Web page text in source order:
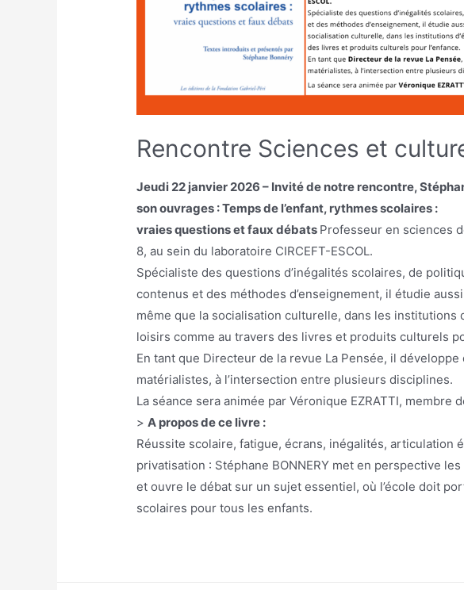
Rencontre Sciences et
Jeudi 22 janvier 2026 – Invité de notre rencontre,
son ouvrages : Temps de l’enfant, rythmes scolaires :
vraies questions et faux débats Professeur en sciences
8, au sein du laboratoire CIRCEFT-ESCOL.
Spécialiste des questions d’inégalités scolaires, de
contenus et des méthodes d’enseignement, il étudie
même que la socialisation culturelle, dans les institutions
loisirs comme au travers des livres et produits culturels
En tant que Directeur de la revue La Pensée, il
matérialistes, à l’intersection entre plusieurs disciplines.
La séance sera animée par Véronique EZRATTI, membre
>A propos de ce livre :
Réussite scolaire, fatigue, écrans, inégalités, articulation
privatisation : Stéphane BONNERY met en perspective
et ouvre le débat sur un sujet essentiel, où l’école doit
scolaires pour tous les enfants.